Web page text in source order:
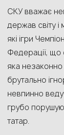
СКУ вважає
держав світу і
які ігри
Федерації,
яка
брутально
невпинно
грубо
татар.